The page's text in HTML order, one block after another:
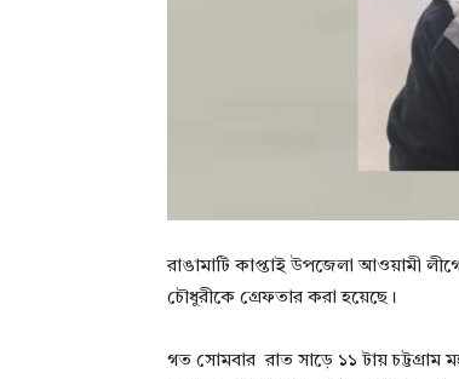
রাঙামাটি কাপ্তাই উপজেলা আওয়ামী
চৌধুরীকে গ্রেফতার করা হয়েছে।
গত সোমবার রাত সাড়ে ১১ টায় চট্টগ্রাম